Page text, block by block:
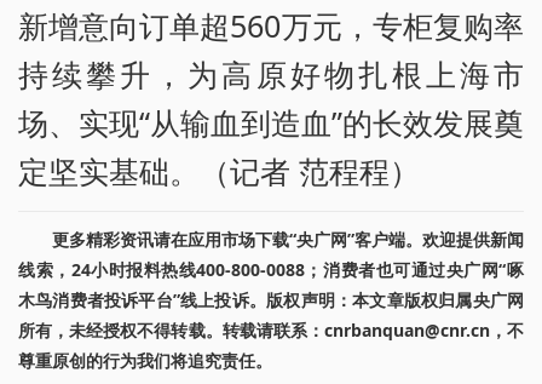
新增意向订单超560万元，专柜复购率
持续攀升，为高原好物扎根上海市
场、实现“从输血到造血”的长效发展奠
定坚实基础。（记者 范程程）
更多精彩资讯请在应用市场下载“央广网”客户端。欢迎提供新闻
线索，24小时报料热线400-800-0088；消费者也可通过央广网“啄
木鸟消费者投诉平台”线上投诉。版权声明：本文章版权归属央广网
所有，未经授权不得转载。转载请联系：cnrbanquan@cnr.cn，不
尊重原创的行为我们将追究责任。